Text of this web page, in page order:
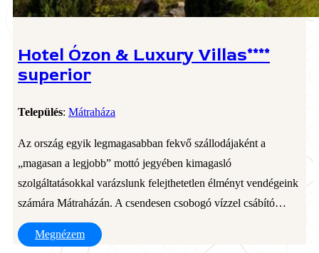
Hotel Ózon & Luxury Villas****
superior
Település: Mátraháza
Az ország egyik legmagasabban fekvő szállodájaként a
„magasan a legjobb” mottó jegyében kimagasló
szolgáltatásokkal varázslunk felejthetetlen élményt vendégeink
számára Mátraházán. A csendesen csobogó vízzel csábító…
Megnézem